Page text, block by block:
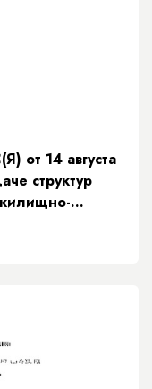
от 14 августа
структур
жилищно-